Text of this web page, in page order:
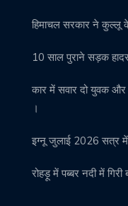
हिमाचल सरकार ने कुल्लू
10 साल पुराने सड़क
कार में सवार दो युवक और
।
इग्नू जुलाई 2026 सत्र
रोहड़ू में पब्बर नदी में